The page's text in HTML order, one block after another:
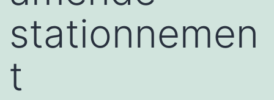
stationnemen
t